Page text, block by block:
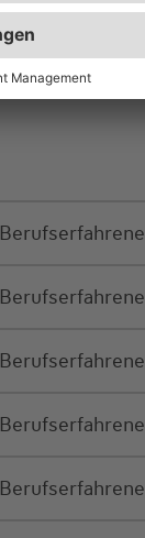
Berufserfahrene
Berufserfahrene
Berufserfahrene
Berufserfahrene
Berufserfahrene